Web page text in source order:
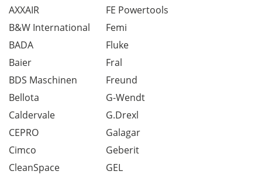
AXXAIR
B&W International
BADA
Baier
BDS Maschinen
Bellota
Caldervale
CEPRO
Cimco
CleanSpace
FE Powertools
Femi
Fluke
Fral
Freund
G-Wendt
G.Drexl
Galagar
Geberit
GEL